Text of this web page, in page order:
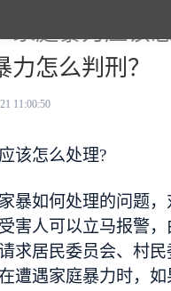
家庭暴力应该怎
力怎么判刑？
11:00:50
该怎么处理?
暴如何处理的问题
害人可以立马报警
求居民委员会、村
遭遇家庭暴力时，